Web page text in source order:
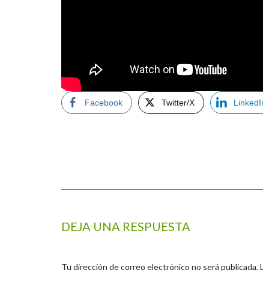
Facebook Twitter/X
DEJA UNA RESPUESTA
Tu dirección de correo electrónico no será publicada.